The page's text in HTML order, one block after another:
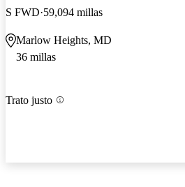
S FWD 59,094 millas
Marlow Heights, MD
36 millas
Trato justo